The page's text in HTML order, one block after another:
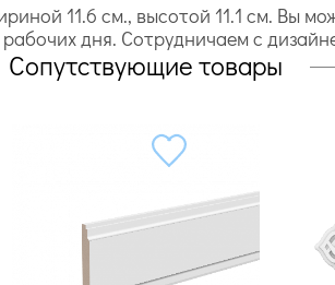
11.6 cм., высотой 11.1 cм. Вы
дня. Сотрудничаем с
Сопутствующие товары